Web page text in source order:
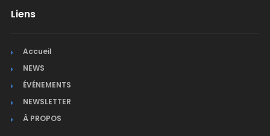
Liens
Accueil
NEWS
ÉVÉNEMENTS
NEWSLETTER
À PROPOS